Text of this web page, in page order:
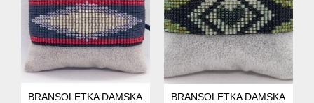
BRANSOLETKA DAMSKA Z KORALIKÓW W STYLU BOHO
BRANSOLETKA DAMSKA Z